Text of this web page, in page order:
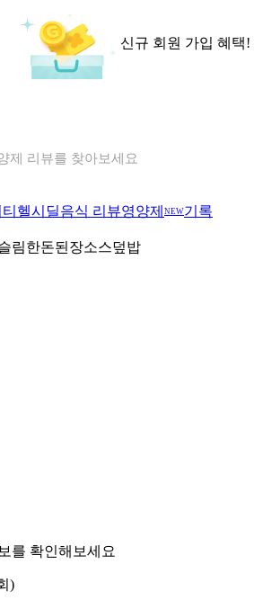
신규 회원 가입 혜택!
양성분을 검색해보세요
헬시딜음식 리뷰영양제 NEW기록
림한돈된장소스덮밥
를 확인해보세요
)